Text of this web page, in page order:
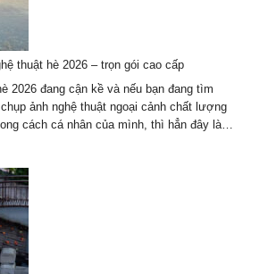
thuật hè 2026 – trọn gói cao cấp
2026 đang cận kề và nếu bạn đang tìm
ảnh nghệ thuật ngoại cảnh chất lượng
cách cá nhân của mình, thì hẳn đây là…